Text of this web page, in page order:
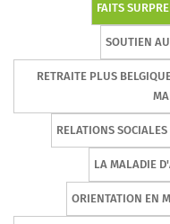
FAITS
SOUTIEN
RETRAITE PLUS
RELATIONS
LA MALADIE
ORIENTATION EN